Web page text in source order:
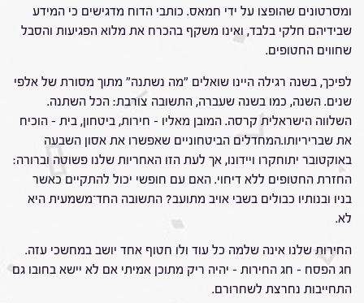
ומסרטונים שהופצו על ידי חמאס. כותבי הדוח מדגישים כי המידע
שבידיהם חלקי בלבד, ואינו משקף בהכרח את מלוא הפגיעות והסבל
שחווים החטופים.
לפיכך, בשנה רגילה היינו שואלים "מה נשתנה" מתוך מסורת של אלפי
שנים. השנה, כמו בשנה שעברה, התשובה צורבת: הכל השתנה.
השלווה הישראלית קרסה. המובן מאליו – חירות, ביטחון, בית – הוכיח
את שבריריותו.המחדלים הביטחוניים שאפשרו את אסון השבעה
באוקטובר יתוחקרו ויידונו, אך לעת הזו האחריות שלנו פשוטה וברורה:
החזרת החטופים ללא דיחוי. האם עם חופשי יכול להתקיים כאשר
בניו ובנותיו כבולים בשבי אויב מתועב? התשובה החד־משמעית היא
לא.
החירות שלנו אינה שלמה כל עוד ולו חטוף אחד יושב במחשכי עזה.
חג הפסח – חג החירות – יהיה ריק מתוכן אמיתי אם לא יישא בחובו גם
התחייבות נחרצת לשחרורם.